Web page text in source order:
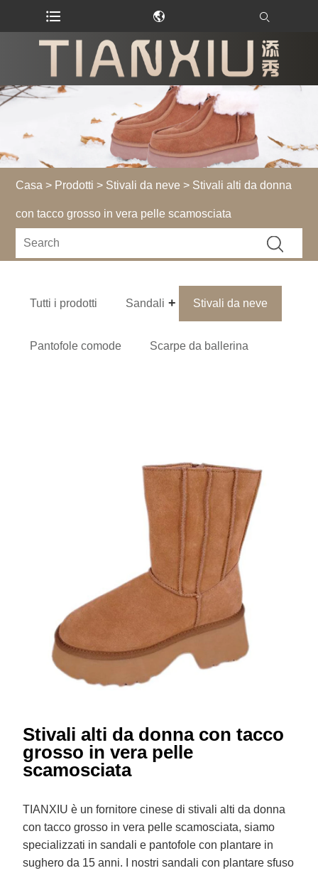
Casa > Prodotti > Stivali da neve > Stivali alti da donna
con tacco grosso in vera pelle scamosciata
Tutti i prodotti Sandali Stivali da neve
Pantofole comode Scarpe da ballerina
Stivali alti da donna con tacco
grosso in vera pelle
scamosciata
TIANXIU è un fornitore cinese di stivali alti da donna
con tacco grosso in vera pelle scamosciata, siamo
specializzati in sandali e pantofole con plantare in
sughero da 15 anni. I nostri sandali con plantare sfuso